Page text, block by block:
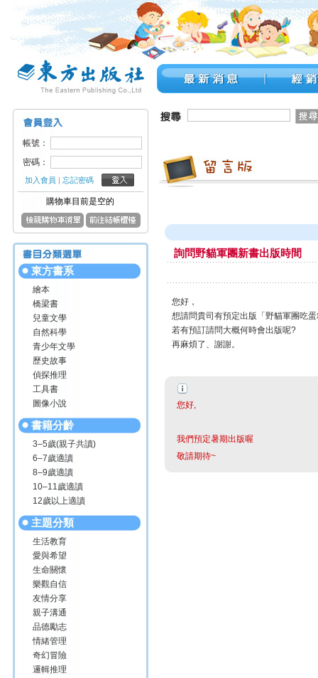
帳號：
密碼：
加入會員 |忘記密碼
購物車目前是空的
東方書系
繪本
橋梁書
兒童文學
自然科學
青少年文學
歷史故事
偵探推理
工具書
圖像小說
書籍分齡
3–5歲(親子共讀)
6–7歲適讀
8–9歲適讀
10–11歲適讀
12歲以上適讀
主題分類
生活教育
愛與希望
生命關懷
樂觀自信
友情分享
親子溝通
品德勵志
情緒管理
奇幻冒險
邏輯推理
詢問野貓軍團新書出版時間
您好，
想請問貴司有預定出版「野貓軍團吃
若有預訂請問大概何時會出版呢?
再麻煩了、謝謝。
您好,
我們預定暑期出版喔
敬請期待~